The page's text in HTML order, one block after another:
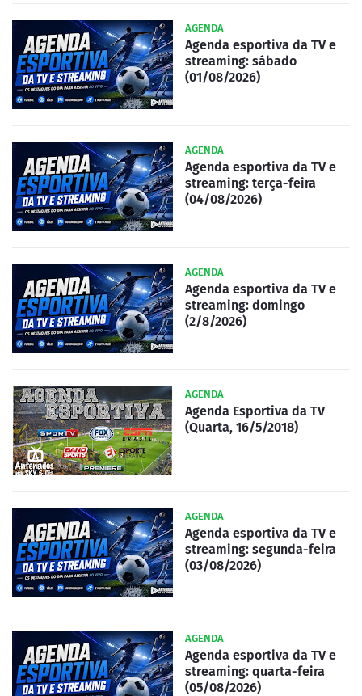
AGENDA
Agenda esportiva da TV e
streaming: sábado
(01/08/2026)
AGENDA
Agenda esportiva da TV e
streaming: terça-feira
(04/08/2026)
AGENDA
Agenda esportiva da TV e
streaming: domingo
(2/8/2026)
AGENDA
Agenda Esportiva da TV
(Quarta, 16/5/2018)
AGENDA
Agenda esportiva da TV e
streaming: segunda-feira
(03/08/2026)
AGENDA
Agenda esportiva da TV e
streaming: quarta-feira
(05/08/2026)